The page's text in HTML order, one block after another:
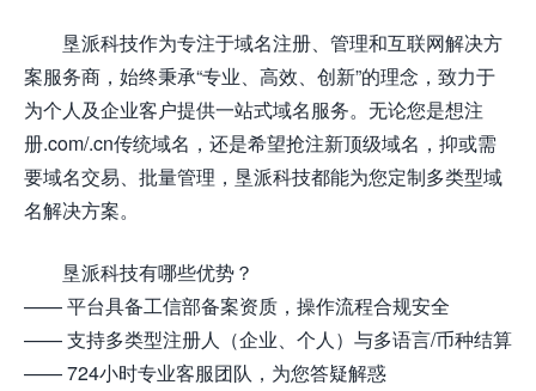
垦派科技作为专注于域名注册、管理和互联网解决方
案服务商，始终秉承“专业、高效、创新”的理念，致力于
为个人及企业客户提供一站式域名服务。无论您是想注
册.com/.cn传统域名，还是希望抢注新顶级域名，抑或需
要域名交易、批量管理，垦派科技都能为您定制多类型域
名解决方案。
垦派科技有哪些优势？
—— 平台具备工信部备案资质，操作流程合规安全
—— 支持多类型注册人（企业、个人）与多语言/币种结算
—— 724小时专业客服团队，为您答疑解惑